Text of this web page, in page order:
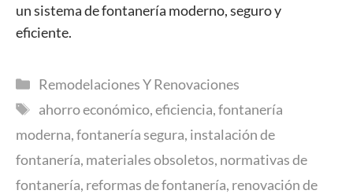
un sistema de fontanería moderno, seguro y
eficiente.
Categorías
Remodelaciones Y Renovaciones
Etiquetas
ahorro económico,eficiencia,fontanería
moderna,fontanería segura, instalación de
fontanería, materiales obsoletos, normativas de
fontanería, reformas de fontanería, renovación de